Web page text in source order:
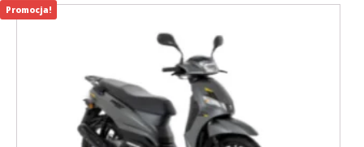
Promocja!